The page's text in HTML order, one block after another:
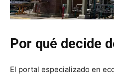
Por qué decide
El portal especializado en